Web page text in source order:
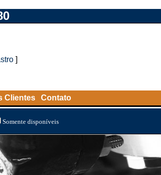
]
Clientes Contato
Somente disponíveis